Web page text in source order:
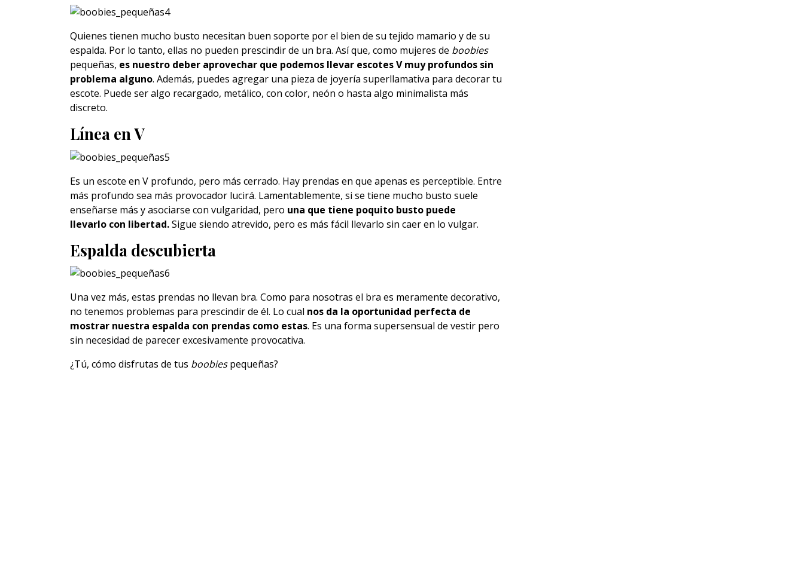
Quienes tienen mucho busto necesitan buen soporte por el bien de su tejido mamario y de su
espalda. Por lo tanto, ellas no pueden prescindir de un bra. Así que, como mujeres de boobies
pequeñas, es nuestro deber aprovechar que podemos llevar escotes V muy profundos sin
problema alguno. Además, puedes agregar una pieza de joyería superllamativa para decorar tu
escote. Puede ser algo recargado, metálico, con color, neón o hasta algo minimalista más
discreto.
Línea en V
Es un escote en V profundo, pero más cerrado. Hay prendas en que apenas es perceptible. Entre
más profundo sea más provocador lucirá. Lamentablemente, si se tiene mucho busto suele
enseñarse más y asociarse con vulgaridad, pero una que tiene poquito busto puede
llevarlo con libertad.Sigue siendo atrevido, pero es más fácil llevarlo sin caer en lo vulgar.
Espalda descubierta
Una vez más, estas prendas no llevan bra. Como para nosotras el bra es meramente decorativo,
no tenemos problemas para prescindir de él. Lo cual nos da la oportunidad perfecta de
mostrar nuestra espalda con prendas como estas. Es una forma supersensual de vestir pero
sin necesidad de parecer excesivamente provocativa.
¿Tú, cómo disfrutas de tus boobiespequeñas?